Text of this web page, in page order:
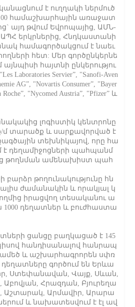
է ուղղակի ներմուծ
100 համաշխարհային առաջատ
այդ թվում Եվրոպայից, ԱՄՆ-
երկրներից, Հնդկաստանի
համագործակցում է նաեւ
հետ: Մեր գործընկերնե
հայտնի ընկերությու
Laboratories Servier”, "Sanofi-Aven
AG”, "Novartis Consumer”, "Bayer
Roche”, "Nycomed Austria”, "Pfizer” և
լոգիստիկ կենտրոնը
ք/մ տարածք և սարքավորված է
տեխնիկայով, որը հա
դեղամիջոցների պահպանմ
թողնման ամենախիստ պահ
բարձր թողունակությունը հն
ժամանակին և որակյալ կ
իրացվող տեսականու ա
1000 դեղատներ և բուժհաստա
ցանցը բաղկացած է 145
հանդիսանալով հանրապ
և աշխարհագրորեն սփռ
գործում են Երևա
Ստեփանավան, Վայք, Սևան,
Հրազդան, Բյուրեղա
Աշտարակ, Արմավիր, Արարա
և նախատեսվում է էլ ավ